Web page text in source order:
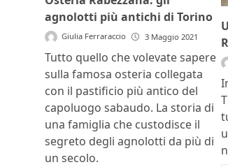
agnolotti più antichi di Torino
Giulia Ferraraccio 3 Maggio 2021
Tutto quello che volevate sapere
sulla famosa osteria collegata
con il pastificio più antico del
capoluogo sabaudo. La storia di
una famiglia che custodisce il
segreto degli agnolotti da più di
un secolo.